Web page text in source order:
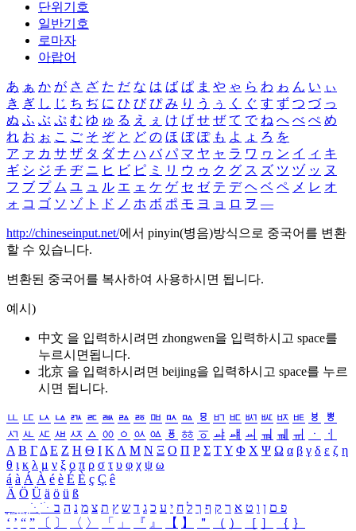
단위기호
일반기호
로마자
아랍어
あ ぁ か が さ ざ た だ な は ば ぱ ま や ゃ ら わ ゎ ん い ぃ
き ぎ し じ ち ぢ に ひ び ぴ み り う ぅ く ぐ す ず つ づ っ
ぬ ふ ぶ ぷ む ゆ ゅ る え ぇ け げ せ ぜ て で ね へ べ ぺ め
れ お ぉ こ ご そ ぞ と ど の ほ ぼ ぽ も よ ょ ろ を
ア ァ カ サ ザ タ ダ ナ ハ バ パ マ ヤ ャ ラ ワ ヮ ン イ ィ キ
ギ シ ジ チ ヂ ニ ヒ ビ ピ ミ リ ウ ゥ ク グ ス ズ ツ ヅ ッ ヌ
フ ブ プ ム ユ ュ ル エ ェ ケ ゲ セ ゼ テ デ ヘ ベ ペ メ レ オ
ォ コ ゴ ソ ゾ ト ド ノ ホ ボ ポ モ ヨ ョ ロ ヲ ―
http://chineseinput.net/에서 pinyin(병음)방식으로 중국어를 변환
할 수 있습니다.
변환된 중국어를 복사하여 사용하시면 됩니다.
예시)
中文 을 입력하시려면 zhongwen을 입력하시고 space를
누르시면됩니다.
北京 을 입력하시려면 beijing을 입력하시고 space를 누르
시면 됩니다.
ㅥ ㅦ ㅧ ㅨ ㅩ ㅪ ㅫ ㅬ ㅭ ㅮ ㅯ ㅰ ㅱ ㅲ ㅳ ㅴ ㅵ ㅶ ㅷ ㅸ
ㅹ
ㅺ ㅻ ㅼ ㅽ ㅾ ㅿ ㆀ ㆁ ㆂ ㆃ ㆄ ㆅ ㆆ ㆇ ㆈ ㆉ ㆊ ㆋ ㆌ ㆍ
ㆎ
Α Β ΓΔ Ε Ζ Η Θ Ι ΚΛ Μ Ν Ξ Ο Π Ρ Σ ΤΥ Φ Χ Ψ Ω α β γ δ ε ζ η
θ ι κ λ μ ν ξ ο π ρ σ τ υ φ χ ψ ω
á à Á À é è É È ç Ç ê
Ä Ö Ü ä ö ü ß
ִֶֹ ֻּ ׁׂ פ ם ן ו ט א ר ק ף ך ל ח י ע כ ג ד ש ץ ת צ מ נ ה ב
‘ ’ “ ” 〔 〕 〈 〉 「 」 『 』 【 】 ＂ （ ） ［ ］ ｛ ｝